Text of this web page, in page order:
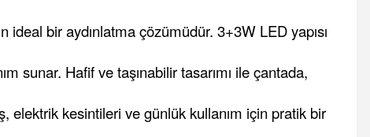
bir aydınlatma çözümüdür. 3+3W LED yapısı
sunar. Hafif ve taşınabilir tasarımı ile çantada,
elektrik kesintileri ve günlük kullanım için pratik bir